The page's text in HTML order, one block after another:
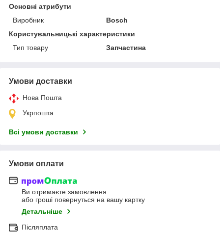
Основні атрибути
Виробник
Bosch
Користувальницькі характеристики
Тип товару
Запчастина
Умови доставки
Нова Пошта
Укрпошта
Всі умови доставки
Умови оплати
Ви отримаєте замовлення
або гроші повернуться на вашу картку
Детальніше
Післяплата